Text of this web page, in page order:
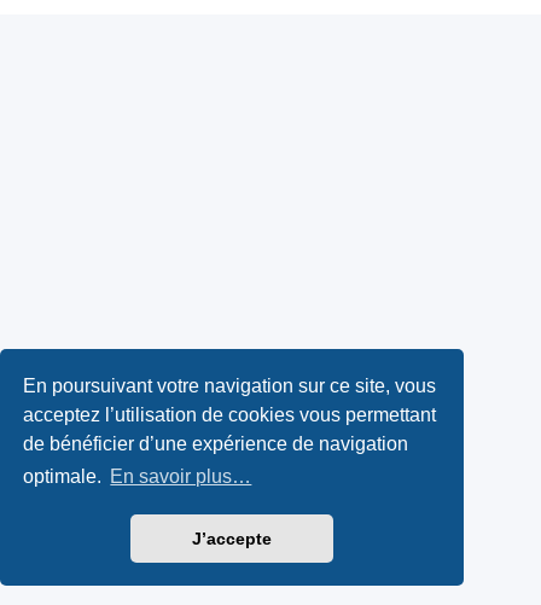
En poursuivant votre navigation sur ce site, vous
acceptez l’utilisation de cookies vous permettant
de bénéficier d’une expérience de navigation
optimale. En savoir plus…
J’accepte